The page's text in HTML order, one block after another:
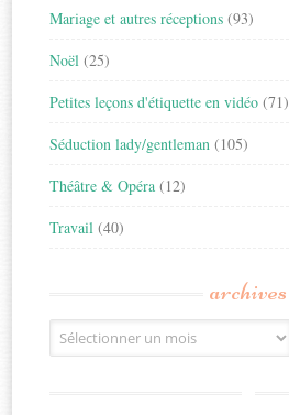
Mariage et autres réceptions (93)
Noël (25)
Petites leçons d'étiquette en vidéo (71)
Séduction lady/gentleman (105)
Théâtre & Opéra (12)
Travail (40)
archives
Archives